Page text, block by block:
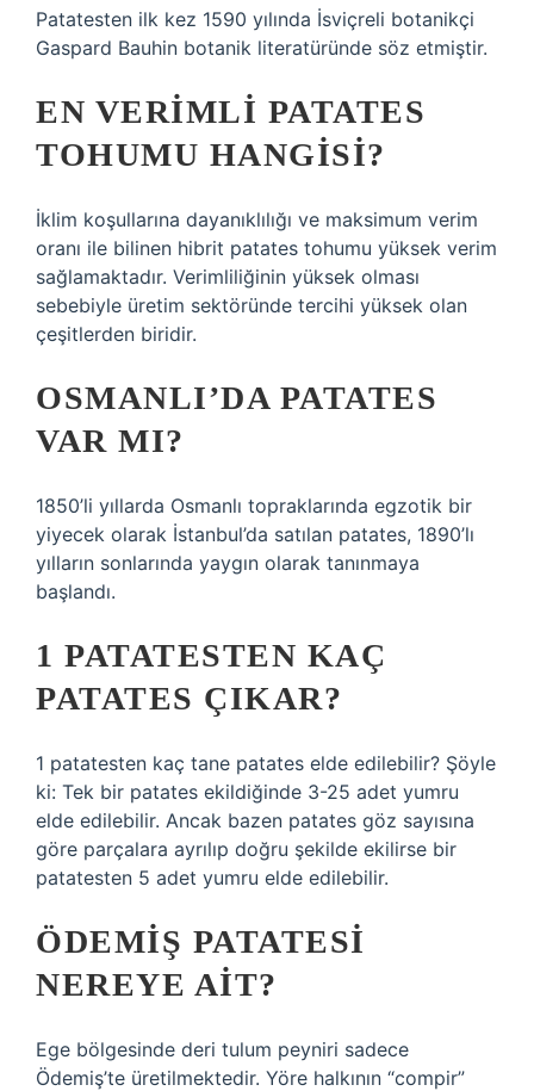
Patatesten ilk kez 1590 yılında İsviçreli botanikçi
Gaspard Bauhin botanik literatüründe söz etmiştir.
EN VERIMLI PATATES
TOHUMU HANGISI?
İklim koşullarına dayanıklılığı ve maksimum verim
oranı ile bilinen hibrit patates tohumu yüksek verim
sağlamaktadır. Verimliliğinin yüksek olması
sebebiyle üretim sektöründe tercihi yüksek olan
çeşitlerden biridir.
OSMANLI’DA PATATES
VAR MI?
1850’li yıllarda Osmanlı topraklarında egzotik bir
yiyecek olarak İstanbul’da satılan patates, 1890’lı
yılların sonlarında yaygın olarak tanınmaya
başlandı.
1 PATATESTEN KAÇ
PATATES ÇIKAR?
1 patatesten kaç tane patates elde edilebilir? Şöyle
ki: Tek bir patates ekildiğinde 3-25 adet yumru
elde edilebilir. Ancak bazen patates göz sayısına
göre parçalara ayrılıp doğru şekilde ekilirse bir
patatesten 5 adet yumru elde edilebilir.
ÖDEMIŞ PATATESI
NEREYE AIT?
Ege bölgesinde deri tulum peyniri sadece
Ödemiş’te üretilmektedir. Yöre halkının “compir”